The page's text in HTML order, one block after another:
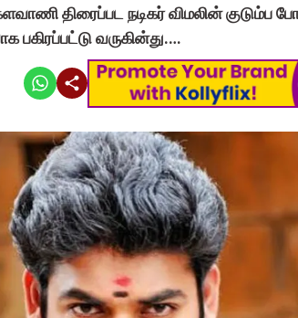
திரைப்பட நடிகர் விமலின்
பகிரப்பட்டு வருகின்து.…